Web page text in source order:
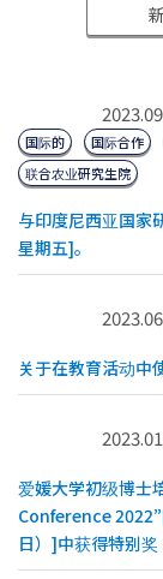
与印度尼西亚国家
星期五]。
国际的 国际合作
联合农业研究生院
关于在教育活动中
爱媛大学初级博士
Conference
日）]中获得特别奖